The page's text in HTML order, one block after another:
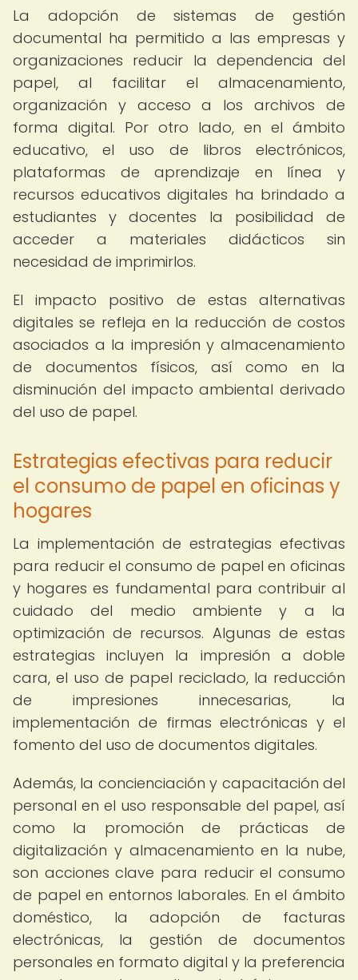
La adopción de sistemas de gestión
documental ha permitido a las empresas y
organizaciones reducir la dependencia del
papel, al facilitar el almacenamiento,
organización y acceso a los archivos de
forma digital. Por otro lado, en el ámbito
educativo, el uso de libros electrónicos,
plataformas de aprendizaje en línea y
recursos educativos digitales ha brindado a
estudiantes y docentes la posibilidad de
acceder a materiales didácticos sin
necesidad de imprimirlos.
El impacto positivo de estas alternativas
digitales se refleja en la reducción de costos
asociados a la impresión y almacenamiento
de documentos físicos, así como en la
disminución del impacto ambiental derivado
del uso de papel.
Estrategias efectivas para reducir
el consumo de papel en oficinas y
hogares
La implementación de estrategias efectivas
para reducir el consumo de papel en oficinas
y hogares es fundamental para contribuir al
cuidado del medio ambiente y a la
optimización de recursos. Algunas de estas
estrategias incluyen la impresión a doble
cara, el uso de papel reciclado, la reducción
de impresiones innecesarias, la
implementación de firmas electrónicas y el
fomento del uso de documentos digitales.
Además, la concienciación y capacitación del
personal en el uso responsable del papel, así
como la promoción de prácticas de
digitalización y almacenamiento en la nube,
son acciones clave para reducir el consumo
de papel en entornos laborales. En el ámbito
doméstico, la adopción de facturas
electrónicas, la gestión de documentos
personales en formato digital y la preferencia